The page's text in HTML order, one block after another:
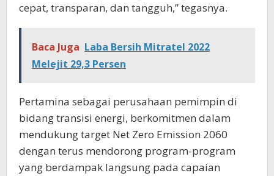
cepat, transparan, dan tangguh,” tegasnya.
Baca Juga Laba Bersih Mitratel 2022
Melejit 29,3 Persen
Pertamina sebagai perusahaan pemimpin di
bidang transisi energi, berkomitmen dalam
mendukung target Net Zero Emission 2060
dengan terus mendorong program-program
yang berdampak langsung pada capaian